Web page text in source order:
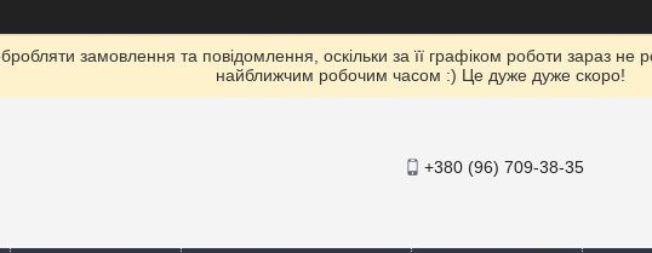
замовлення та повідомлення, оскільки за її графіком роботи зараз
найближчим робочим часом :) Це дуже дуже скоро!
+380 (96) 709-38-35